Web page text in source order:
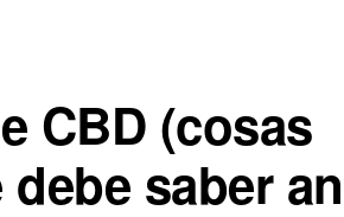
CBD (cosas
saber